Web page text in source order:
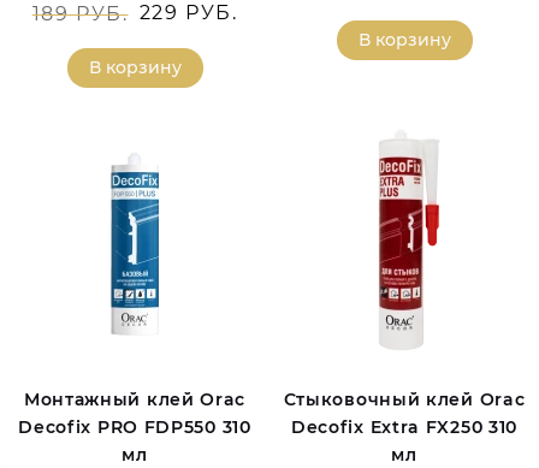
189 РУБ. 229 РУБ.
В корзину
В корзину
Монтажный клей Orac
Decofix PRO FDP550 310
мл
Стыковочный клей Orac
Decofix Extra FX250 310
мл